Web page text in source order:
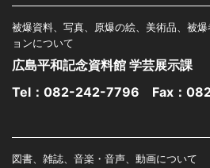
被爆資料、写真、原爆の絵、美術品、被
ョンについて
広島平和記念資料館 学芸展示課
Tel： 082-242-7796 Fax：
図書、雑誌、音楽・音声、動画について